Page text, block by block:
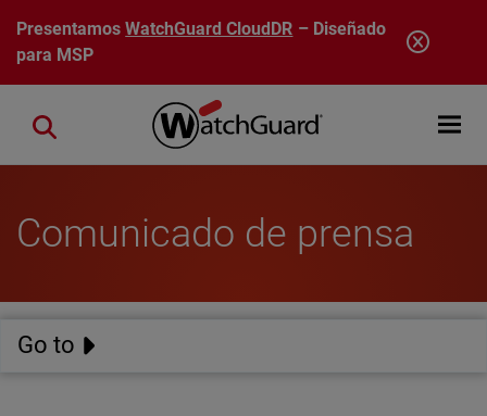
Pasar al contenido principal
PresentamosWatchGuard CloudDR – Diseñado
para MSP
Open
Close search
Comunicado de prensa
Go to